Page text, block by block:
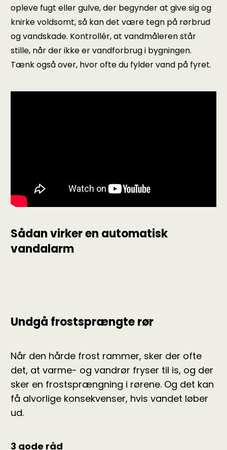
opleve fugt eller gulve, der begynder at give sig og
knirke voldsomt, så kan det være tegn på rørbrud
og vandskade. Kontrollér, at vandmåleren står
stille, når der ikke er vandforbrug i bygningen.
Tænk også over, hvor ofte du fylder vand på fyret.
Sådan virker en automatisk
vandalarm
Undgå frostsprængte rør
Når den hårde frost rammer, sker der ofte
det, at varme- og vandrør fryser til is, og der
sker en frostsprængning i rørene. Og det kan
få alvorlige konsekvenser, hvis vandet løber
ud.
3 gode råd